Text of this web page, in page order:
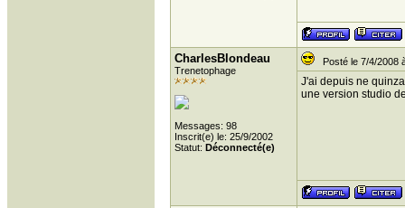
CharlesBlondeau
Trenetophage
Messages: 98
Inscrit(e) le: 25/9/2002
Statut: Déconnecté(e)
Posté le 7/4/2008
J'ai depuis ne
une version studio